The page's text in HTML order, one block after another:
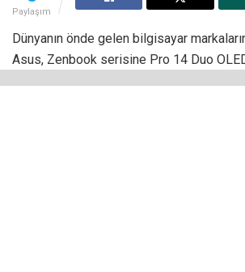
Paylaşım
Dünyanın önde gelen bilgisayar
Asus, Zenbook serisine Pro 14 Duo